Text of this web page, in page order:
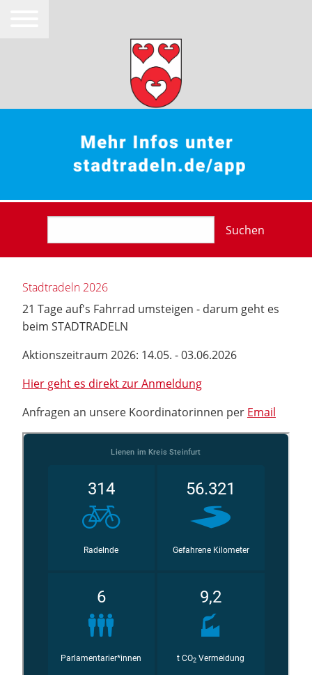
Suchen
Stadtradeln 2026
21 Tage auf's Fahrrad umsteigen - darum geht es
beim STADTRADELN
Aktionszeitraum 2026: 14.05. - 03.06.2026
Hier geht es direkt zur Anmeldung
Anfragen an unsere Koordinatorinnen per Email